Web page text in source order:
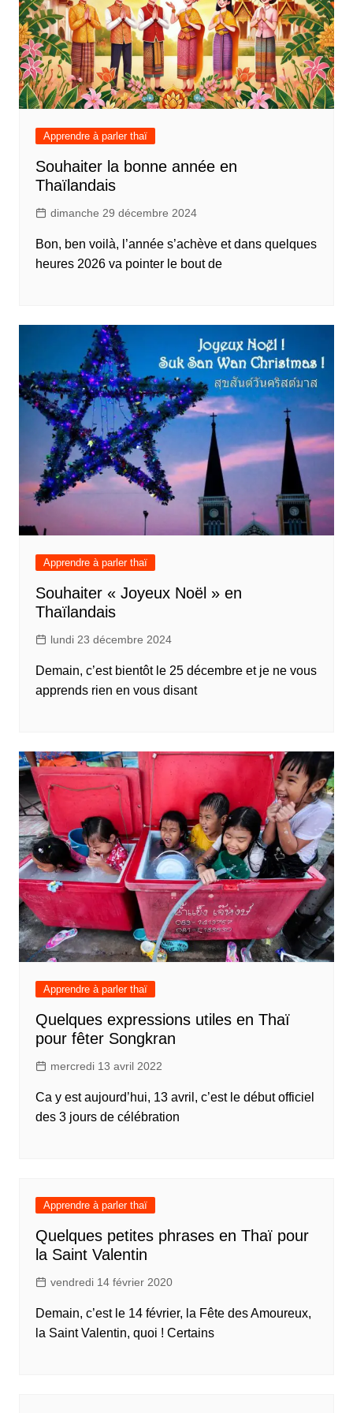
Apprendre à parler thaï
Souhaiter la bonne année en
Thaïlandais
dimanche 29 décembre 2024
Bon, ben voilà, l’année s’achève et dans quelques
heures 2026 va pointer le bout de
Apprendre à parler thaï
Souhaiter « Joyeux Noël » en
Thaïlandais
lundi 23 décembre 2024
Demain, c’est bientôt le 25 décembre et je ne vous
apprends rien en vous disant
Apprendre à parler thaï
Quelques expressions utiles en Thaï
pour fêter Songkran
mercredi 13 avril 2022
Ca y est aujourd’hui, 13 avril, c’est le début officiel
des 3 jours de célébration
Apprendre à parler thaï
Quelques petites phrases en Thaï pour
la Saint Valentin
vendredi 14 février 2020
Demain, c’est le 14 février, la Fête des Amoureux,
la Saint Valentin, quoi ! Certains